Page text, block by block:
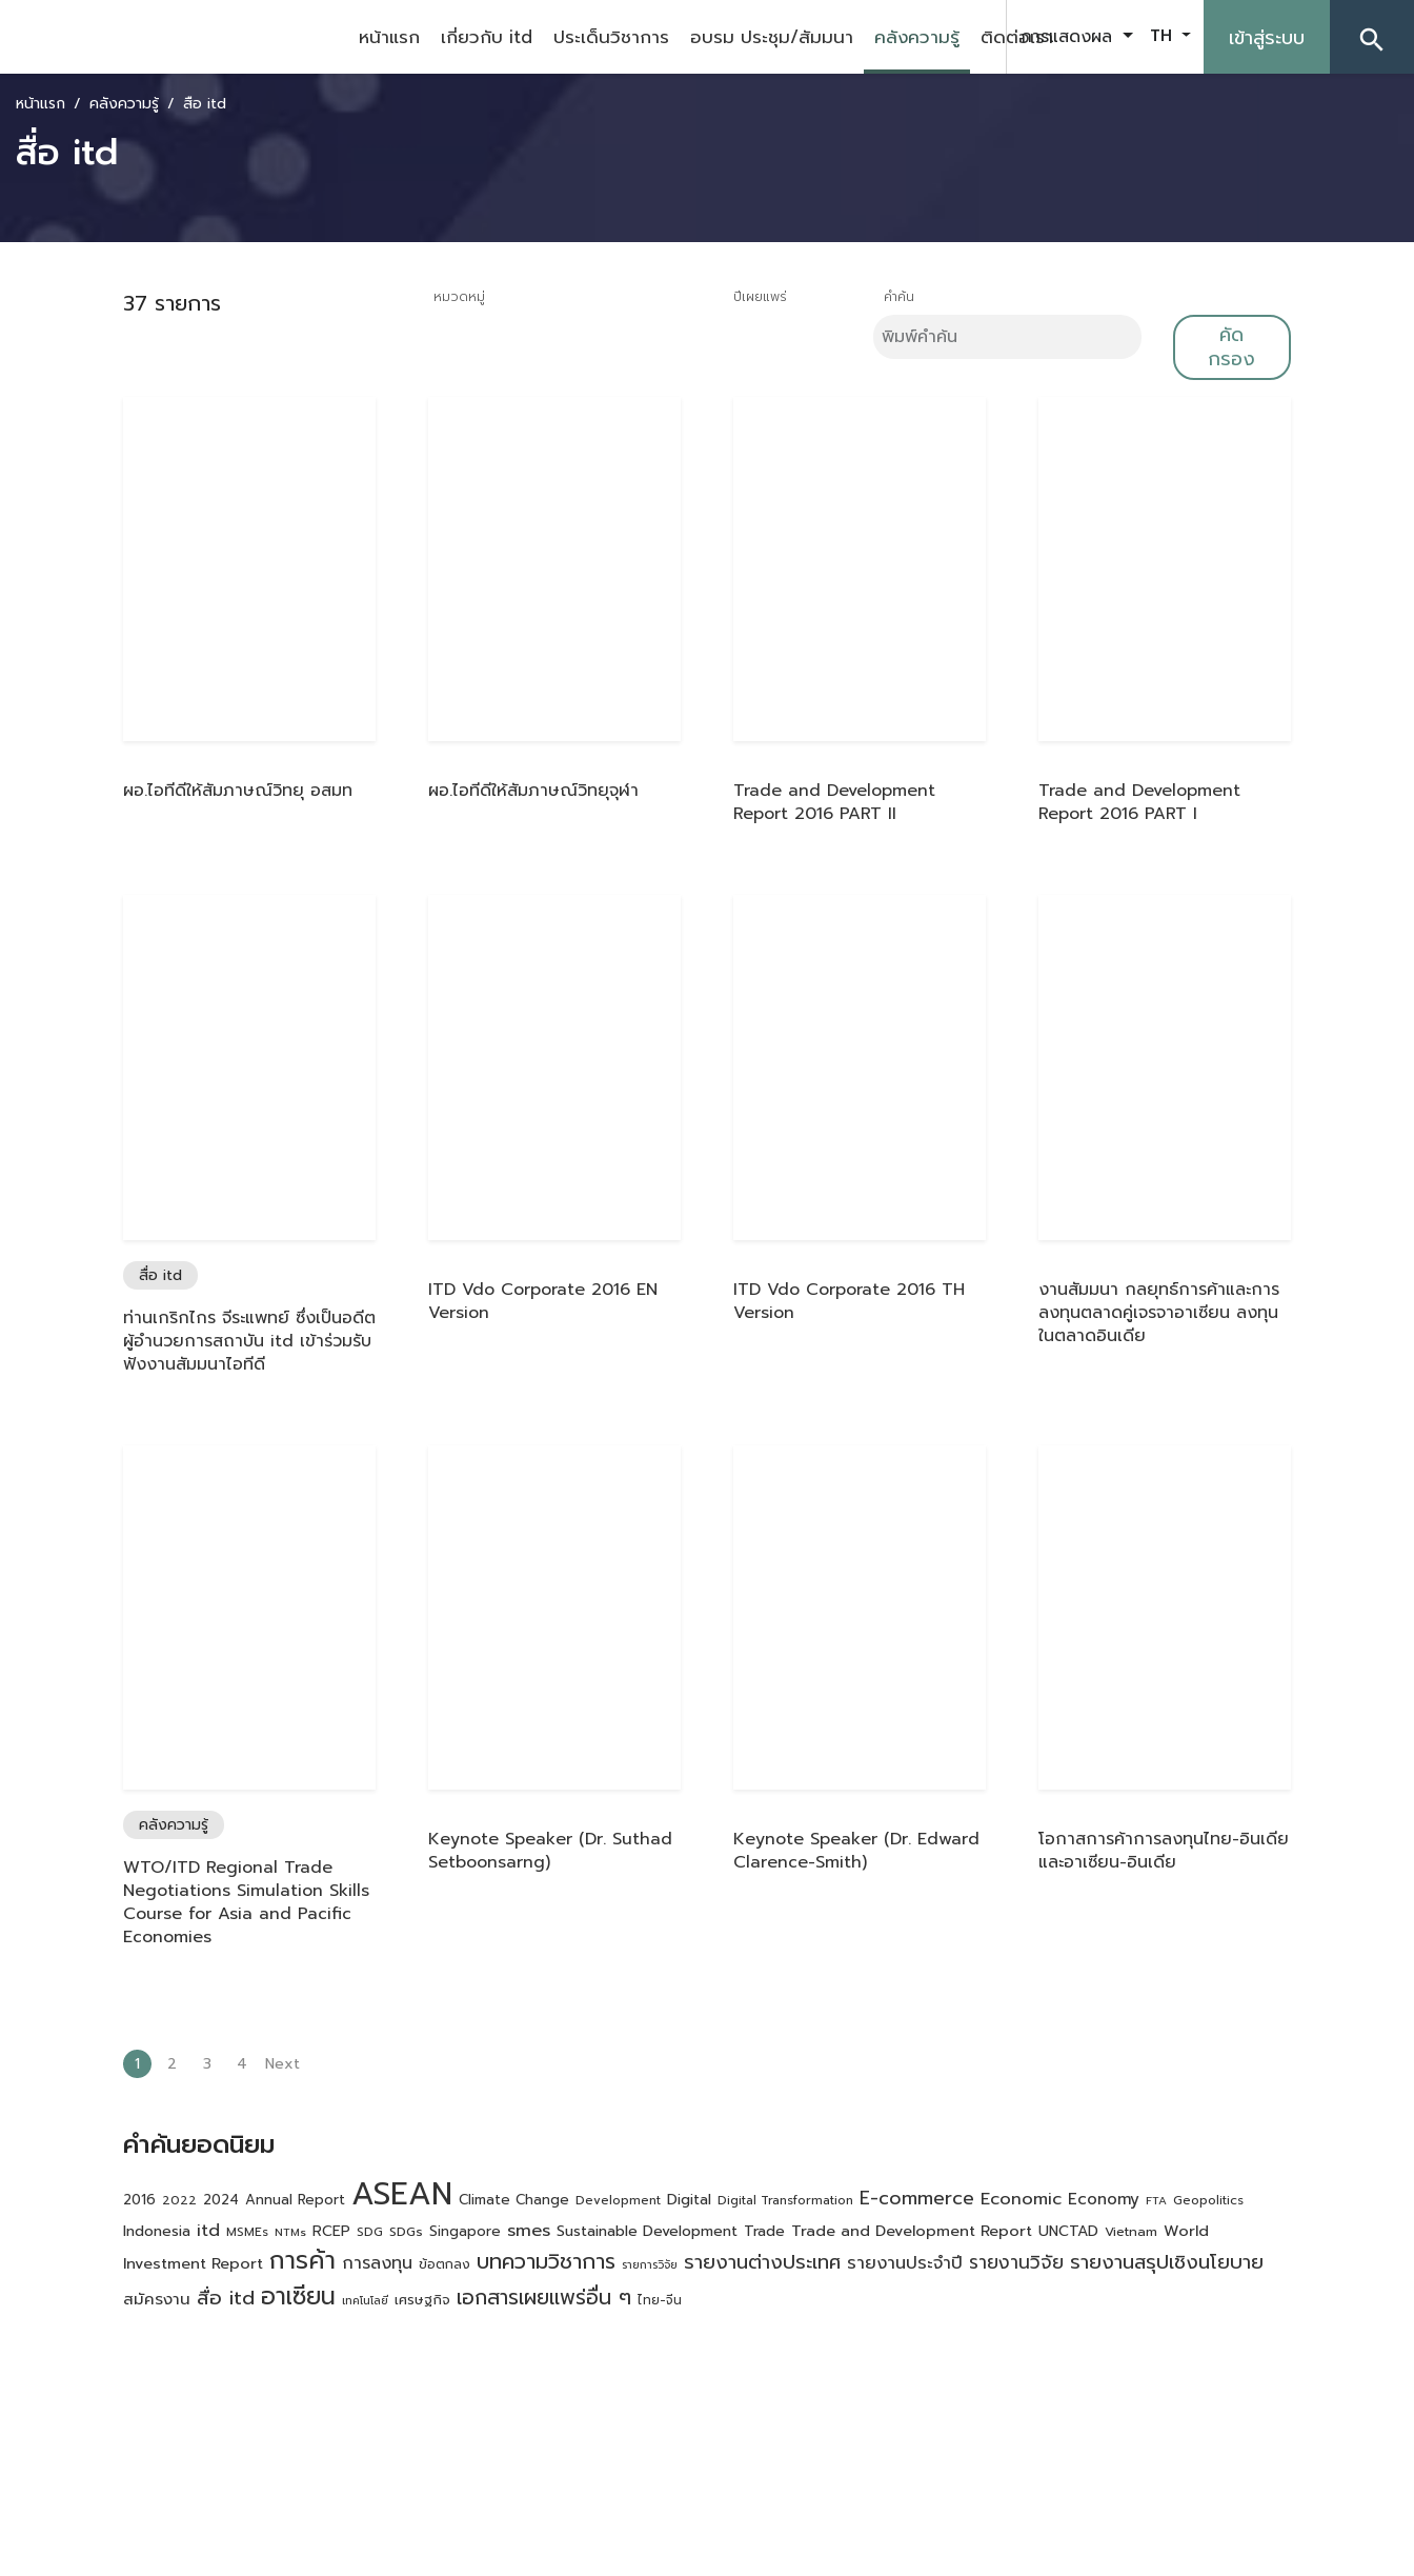
หน้าแรก เกี่ยวกับ itd ประเด็นวิชาการ อบรม ประชุม/สัมมนา คลังความรู้ ติดต่อเราการแสดงผล TH เข้าสู่ระบบ search
หน้าแรก คลังความรู้ สื่อ itd
สื่อ itd
37 รายการ หมวดหมู่ ปีเผยแพร่ คำค้น
คัด
กรอง
ผอ.ไอทีดีให้สัมภาษณ์วิทยุ อสมท ผอ.ไอทีดีให้สัมภาษณ์วิทยุจุฬา
Trade and Development
Report 2016 PART II
Trade and Development
Report 2016 PART I
สื่อ itd
ท่านเกริกไกร จีระแพทย์ ซึ่งเป็นอดีต
ผู้อำนวยการสถาบัน itd เข้าร่วมรับ
ฟังงานสัมมนาไอทีดี
ITD Vdo Corporate 2016 EN
Version
ITD Vdo Corporate 2016 TH
Version
งานสัมมนา กลยุทธ์การค้าและการ
ลงทุนตลาดคู่เจรจาอาเซียน ลงทุน
ในตลาดอินเดีย
คลังความรู้
WTO/ITD Regional Trade
Negotiations Simulation Skills
Course for Asia and Pacific
Economies
Keynote Speaker (Dr. Suthad
Setboonsarng)
Keynote Speaker (Dr. Edward
Clarence-Smith)
โอกาสการค้าการลงทุนไทย-อินเดีย
และอาเซียน-อินเดีย
1 2 3 4 Next
คำค้นยอดนิยม
2016 2022 2024 Annual Report ASEAN Climate Change Development Digital Digital Transformation E-commerce Economic Economy FTA Geopolitics
Indonesia itd MSMEs NTMs RCEP SDG SDGs Singapore smes Sustainable Development Trade Trade and Development Report UNCTAD Vietnam World
Investment Report การค้า การลงทุน ข้อตกลง บทความวิชาการ รายการวิจัย รายงานต่างประเทศ รายงานประจำปี รายงานวิจัย รายงานสรุปเชิงนโยบาย
สมัครงาน สื่อ itd อาเซียน เทคโนโลยี เศรษฐกิจ เอกสารเผยแพร่อื่น ๆ ไทย-จีน